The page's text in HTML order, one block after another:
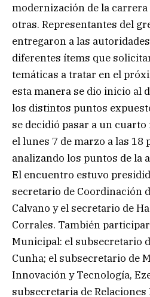
modernización de la
otras. Representantes del
entregaron a las
diferentes ítems que
temáticas a tratar en el
esta manera se dio inicio al
los distintos puntos
se decidió pasar a un
el lunes 7 de marzo a las 18
analizando los puntos de la
El encuentro estuvo
secretario de Coordinación
Calvano y el secretario de
Corrales. También
Municipal: el subsecretario
Cunha; el subsecretario de
Innovación y Tecnología,
subsecretaria de